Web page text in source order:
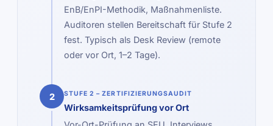
EnB/EnPI-Methodik, Maßnahmenliste.
Auditoren stellen Bereitschaft für Stufe 2
fest. Typisch als Desk Review (remote
oder vor Ort, 1–2 Tage).
2 STUFE 2 – ZERTIFIZIERUNGSAUDIT
Wirksamkeitsprüfung vor Ort